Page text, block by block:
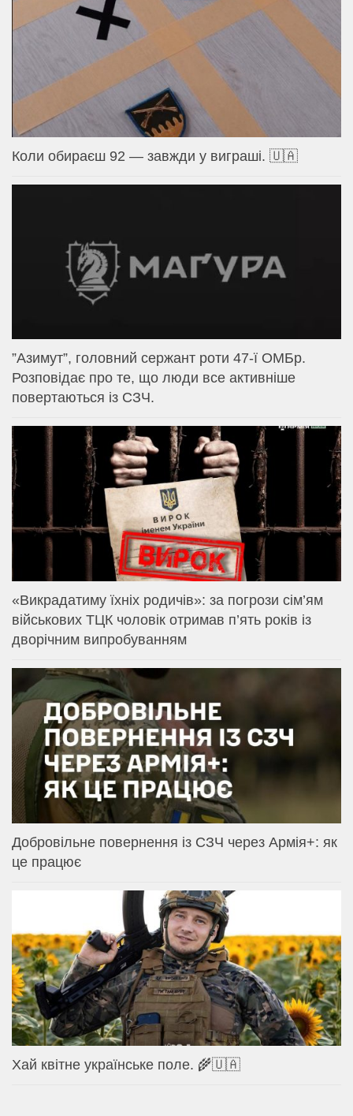
Коли обираєш 92 — завжди у виграші. 🇺🇦
⁨”Азимут”, головний сержант роти 47-ї ОМБр.
Розповідає про те, що люди все активніше
повертаються із СЗЧ.
«Викрадатиму їхніх родичів»: за погрози сім’ям
військових ТЦК чоловік отримав п’ять років із
дворічним випробуванням
Добровільне повернення із СЗЧ через Армія+: як
це працює
Хай квітне українське поле. 🌾🇺🇦